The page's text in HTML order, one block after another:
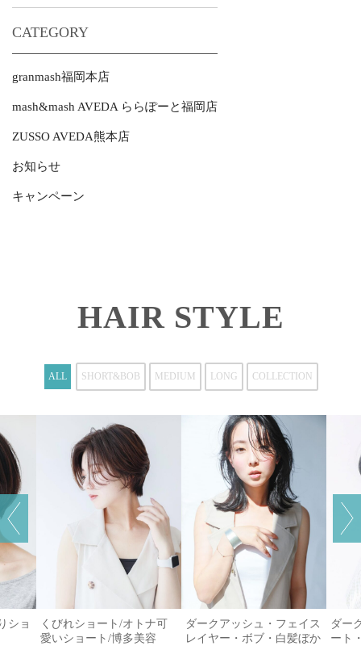
CATEGORY
granmash福岡本店
mash&mash AVEDA ららぽーと福岡店
ZUSSO AVEDA熊本店
お知らせ
キャンペーン
HAIR STYLE
ALL SHORT&BOB MEDIUM LONG COLLECTION
ショ
くびれショート/オトナ可
愛いショート/博多美容
ダークアッシュ・フェイス
レイヤー・ボブ・白髪ぼか
ダー
ート